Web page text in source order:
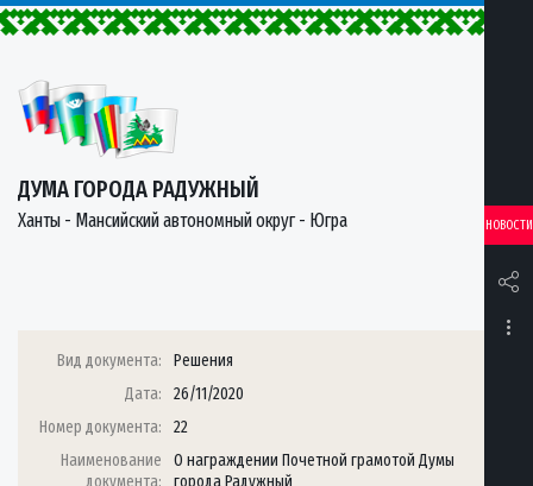
ДУМА ГОРОДА РАДУЖНЫЙ
Ханты - Мансийский автономный округ - Югра НОВОСТИ
Вид документа:
Решения
Дата:
26/11/2020
Номер документа:
22
Наименование
документа:
О награждении Почетной грамотой Думы
города Радужный